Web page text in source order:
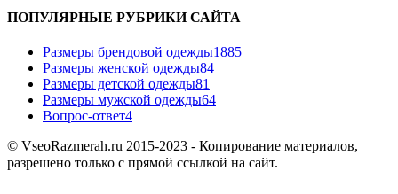
ПОПУЛЯРНЫЕ РУБРИКИ САЙТА
Размеры брендовой одежды1885
Размеры женской одежды84
Размеры детской одежды81
Размеры мужской одежды64
Вопрос-ответ4
© VseoRazmerah.ru 2015-2023 - Копирование материалов,
разрешено только с прямой ссылкой на сайт.